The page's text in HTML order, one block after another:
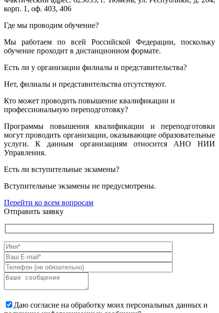
корп. 1, оф. 403, 406
Где мы проводим обучение?
Мы работаем по всей Российской Федерации, поскольку
обучение проходит в дистанционном формате.
Есть ли у организации филиалы и представительства?
Нет, филиалы и представительства отсутствуют.
Кто может проводить повышение квалификации и
профессиональную переподготовку?
Программы повышения квалификации и переподготовки
могут проводить организации, оказывающие образовательные
услуги. К данным организациям относится АНО НИИ
Управления.
Есть ли вступительные экзамены?
Вступительные экзамены не предусмотрены.
Перейти ко всем вопросам
Отправить заявку
Даю согласие на обработку моих персональных данных и